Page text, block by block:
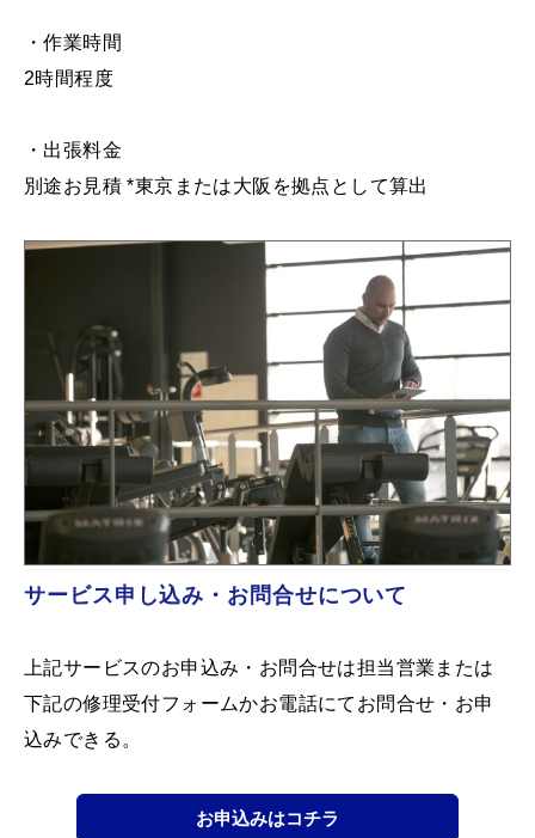
・作業時間
2時間程度
・出張料金
別途お見積 *東京または大阪を拠点として算出
サービス申し込み・お問合せについて
上記サービスのお申込み・お問合せは担当営業または
下記の修理受付フォームかお電話にてお問合せ・お申
込みできる。
お申込みはコチラ